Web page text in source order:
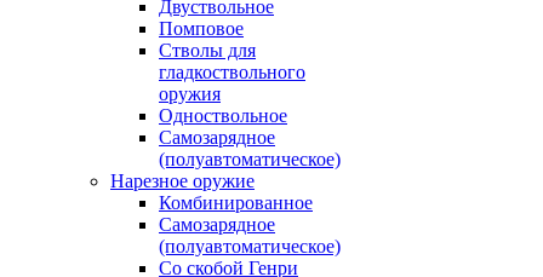
Двуствольное
Помповое
Стволы для
гладкоствольного
оружия
Одноствольное
Самозарядное
(полуавтоматическое)
Нарезное оружие
Комбинированное
Самозарядное
(полуавтоматическое)
Со скобой Генри